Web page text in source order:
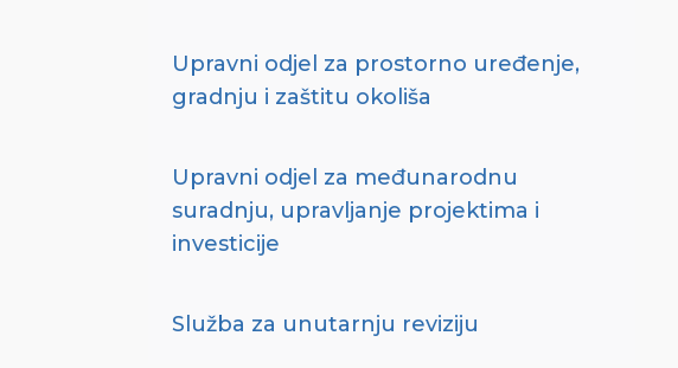
Upravni odjel za prostorno uređenje,
gradnju i zaštitu okoliša
Upravni odjel za međunarodnu
suradnju, upravljanje projektima i
investicije
Služba za unutarnju reviziju